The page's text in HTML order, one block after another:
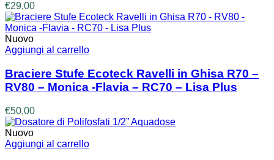
€29,00
Nuovo
Aggiungi al carrello
Braciere Stufe Ecoteck Ravelli in Ghisa R70 –
RV80 – Monica -Flavia – RC70 – Lisa Plus
€50,00
Nuovo
Aggiungi al carrello